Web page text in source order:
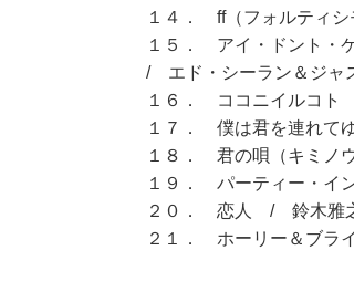
１４． ff（フォルティ
１５． アイ・ドント・
/ エド・シーラン＆ジャ
１６． ココニイルコ
１７． 僕は君を連れ
１８． 君の唄（キミ
１９． パーティー・イ
２０． 恋人 / 鈴木雅
２１． ホーリー＆ブ